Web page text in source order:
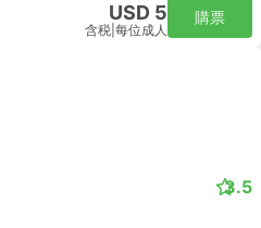
USD 5
含税 每位成人
購票
3.5